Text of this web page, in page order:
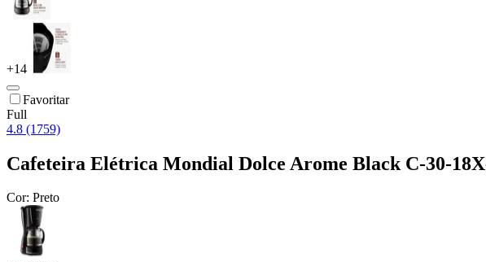
+14
Favoritar
Full
4.8 (1759)
Cafeteira Elétrica Mondial Dolce Arome Black C-30-
Cor: Preto